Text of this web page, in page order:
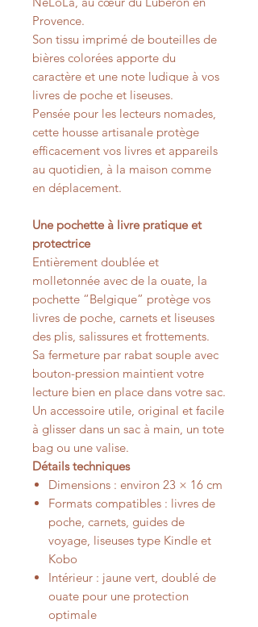
Provence.
Son tissu imprimé de bouteilles de
bières colorées apporte du
caractère et une note ludique à vos
livres de poche et liseuses.
Pensée pour les lecteurs nomades,
cette housse artisanale protège
efficacement vos livres et appareils
au quotidien, à la maison comme
en déplacement.
Une pochette à livre pratique et
protectrice
Entièrement doublée et
molletonnée avec de la ouate, la
pochette “Belgique” protège vos
livres de poche, carnets et liseuses
des plis, salissures et frottements.
Sa fermeture par rabat souple avec
bouton-pression maintient votre
lecture bien en place dans votre sac.
Un accessoire utile, original et facile
à glisser dans un sac à main, un tote
bag ou une valise.
Détails techniques
Dimensions : environ 23 × 16 cm
Formats compatibles : livres de
poche, carnets, guides de
voyage, liseuses type Kindle et
Kobo
Intérieur : jaune vert, doublé de
ouate pour une protection
optimale